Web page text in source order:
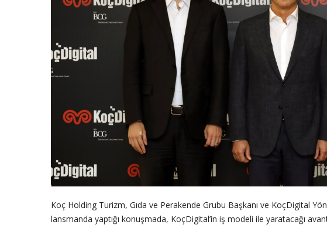
Koç Holding Turizm, Gıda ve Perakende Grubu Başkanı ve KoçDigital
lansmanda yaptığı konuşmada, KoçDigital’in iş modeli ile yaratacağı